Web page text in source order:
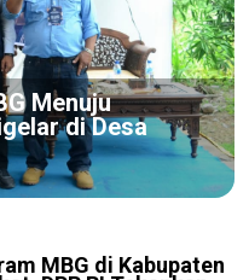
Menuju
di Desa
MBG di Kabupaten